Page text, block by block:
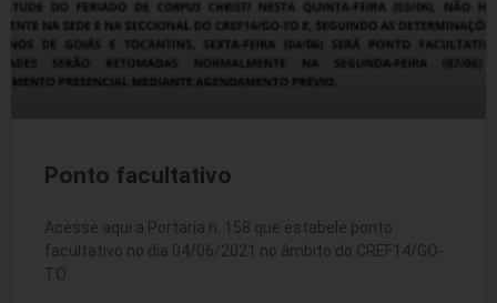
Ponto facultativo
Acesse aqui a Portaria n. 158 que estabele ponto
facultativo no dia 04/06/2021 no âmbito do CREF14/GO-
TO